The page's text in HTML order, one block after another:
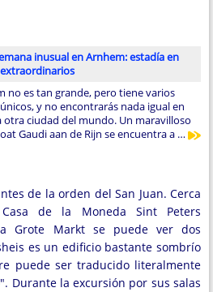
inusual en Arnhem: estadía en
no es tan grande, pero tiene varios
y no encontrarás nada igual en
otra ciudad del mundo. Un maravilloso
Gaudi aan de Rijn se encuentra a …
de la orden del San Juan. Cerca
de la Moneda Sint Peters
Grote Markt se puede ver dos
es un edificio bastante sombrío
puede ser traducido literalmente
Durante la excursión por sus salas